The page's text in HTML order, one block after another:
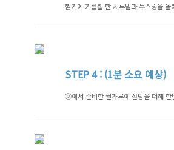
찜기에 기름칠 한 시루밑과 무스링을 올
STEP4 : (1분 소요 예상)
②에서 준비한 쌀가루에 설탕을 더해 한